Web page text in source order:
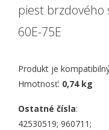
piest brzdového
60E-75E
Produkt je
Hmotnosť: 0,74 kg
Ostatné čísla:
42530519; 960711;